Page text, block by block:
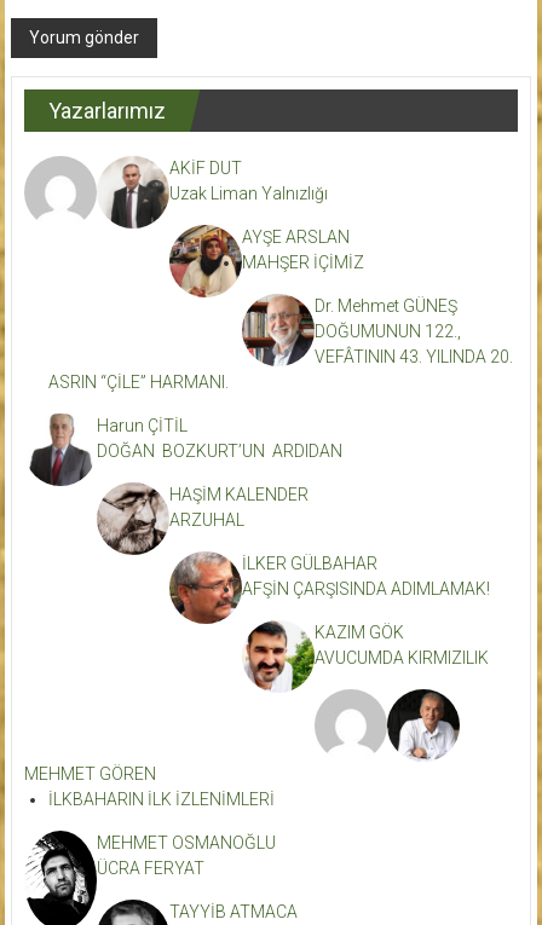
Yazarlarımız
AKİF DUT
Uzak Liman Yalnızlığı
AYŞE ARSLAN
MAHŞER İÇİMİZ
Dr. Mehmet GÜNEŞ
DOĞUMUNUN 122.,
VEFÂTININ 43. YILINDA 20.
ASRIN “ÇİLE” HARMANI.
Harun ÇİTİL
DOĞAN BOZKURT’UN ARDIDAN
HAŞİM KALENDER
ARZUHAL
İLKER GÜLBAHAR
AFŞİN ÇARŞISINDA ADIMLAMAK!
KAZIM GÖK
AVUCUMDA KIRMIZILIK
MEHMET GÖREN
İLKBAHARIN İLK İZLENİMLERİ
MEHMET OSMANOĞLU
ÜCRA FERYAT
TAYYİB ATMACA